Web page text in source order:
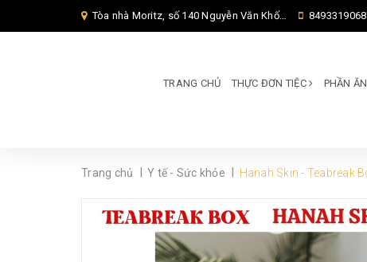
Tòa nhà Moritz, số 140 Nguyễn Văn Khối, Phường Thông Tây Hội, Thành phố Hồ Chí Minh, TP Hồ Chí Minh,
TRANG CHỦ THỰC ĐƠN TIỆC PHẦN
Trang chủ Y tế - Sức khỏe Hanah Skin - Teabreak